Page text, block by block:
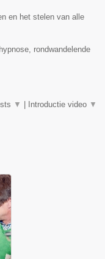
en het stelen van alle
rondwandelende
▼ | Introductie video ▼